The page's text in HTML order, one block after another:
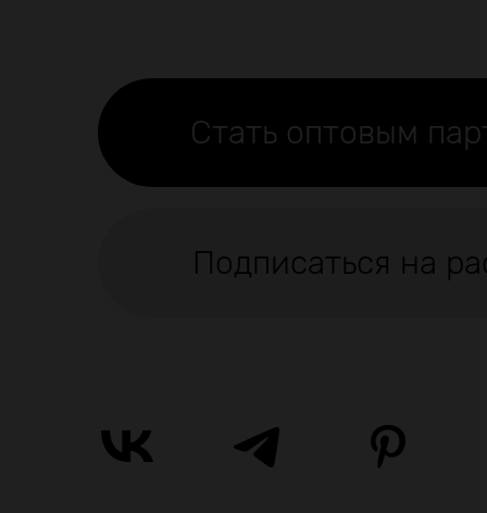
Стать оптовым
Подписаться на